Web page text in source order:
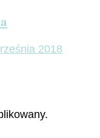
2018